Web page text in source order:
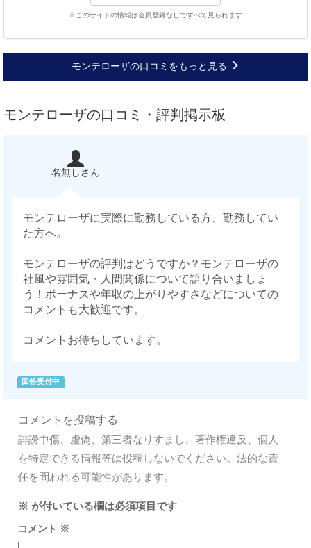
※このサイトの情報は会員登録なしですべて見られます
モンテローザの口コミをもっと見る
モンテローザの口コミ・評判掲示板
名無しさん
モンテローザに実際に勤務している方、勤務してい
た方へ。
モンテローザの評判はどうですか？モンテローザの
社風や雰囲気・人間関係について語り合いましょ
う！ボーナスや年収の上がりやすさなどについての
コメントも大歓迎です。
コメントお待ちしています。
回答受付中
コメントを投稿する
誹謗中傷、虚偽、第三者なりすまし、著作権違反、個人
を特定できる情報等は投稿しないでください。法的な責
任を問われる可能性があります。
※ が付いている欄は必須項目です
コメント ※